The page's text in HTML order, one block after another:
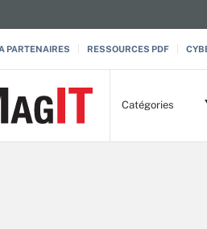
PARTENAIRES RESSOURCES PDF
Catégories